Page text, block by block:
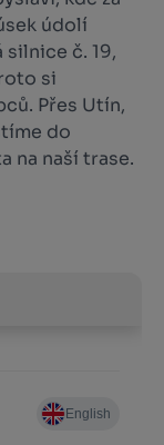
údolí
č. 19,
si
Přes Utín,
do
na naší trase.